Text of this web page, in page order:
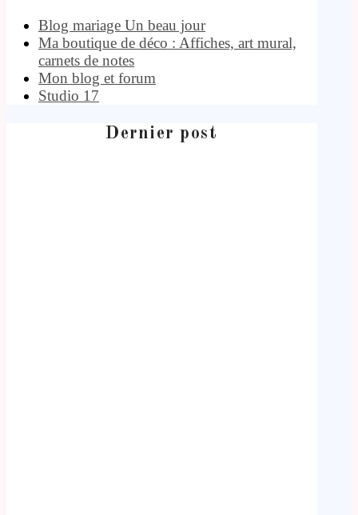
Blog mariage Un beau jour
Ma boutique de déco : Affiches, art mural,
carnets de notes
Mon blog et forum
Studio 17
Dernier post